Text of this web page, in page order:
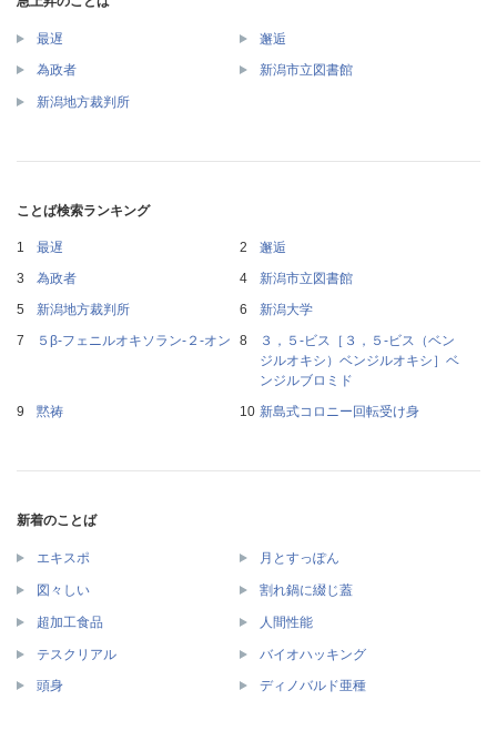
最遅 邂逅
為政者 新潟市立図書館
新潟地方裁判所
ことば検索ランキング
最遅
邂逅
為政者
新潟市立図書館
新潟地方裁判所
新潟大学
５β‐フェニルオキソラン‐２‐オン
３，５‐ビス［３，５‐ビス（ベン
ジルオキシ）ベンジルオキシ］ベ
ンジルブロミド
黙祷
新島式コロニー回転受け身
新着のことば
エキスポ 月とすっぽん
図々しい 割れ鍋に綴じ蓋
超加工食品 人間性能
テスクリアル バイオハッキング
頭身 ディノバルド亜種